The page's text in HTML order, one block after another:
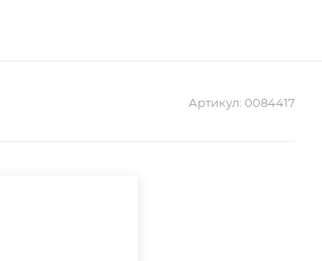
Артикул: 0084417